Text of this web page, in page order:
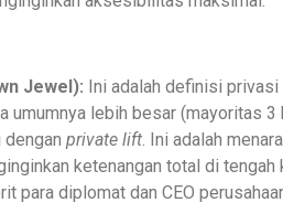
Jewel): Ini adalah definisi
umumnya lebih besar (mayoritas 3
private lift. Ini adalah
ketenangan total di tengah
para diplomat dan CEO